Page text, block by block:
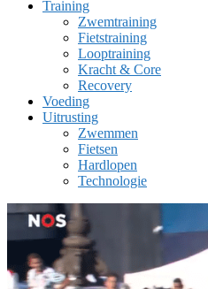
Training
Zwemtraining
Fietstraining
Looptraining
Kracht & Core
Recovery
Voeding
Uitrusting
Zwemmen
Fietsen
Hardlopen
Technologie